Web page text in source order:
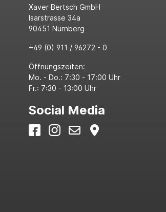
Xaver Bertsch GmbH
Isarstrasse 34a
90451 Nürnberg
+49 (0) 911 / 96272 - 0
Öffnungszeiten:
Mo. - Do.: 7:30 - 17:00 Uhr
Fr.: 7:30 - 13:00 Uhr
Social Media